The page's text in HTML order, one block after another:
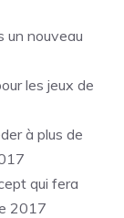
un nouveau
les jeux de
à plus de
qui fera
2017